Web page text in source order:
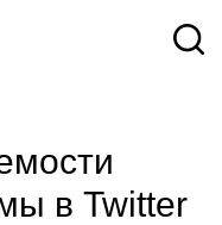
в Twitter